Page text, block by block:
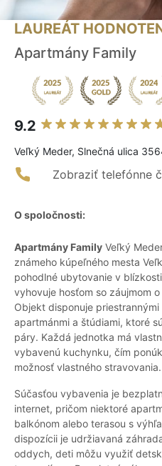
LAUREÁT
Apartmány Family
9.2
Veľký Meder, Slnečná ulica
Zobraziť telefónne
O spoločnosti:
Apartmány Family Veľký
známeho kúpeľného mesta
pohodlné ubytovanie v
vyhovuje hosťom so záujmom
Objekt disponuje
apartmánmi a štúdiami, ktoré
páry. Každá jednotka má
vybavenú kuchynku, čím
možnosť vlastného stravovania.
Súčasťou vybavenia je
internet, pričom niektoré
balkónom alebo terasou s
dispozícii je udržiavaná
oddych, deti môžu využiť